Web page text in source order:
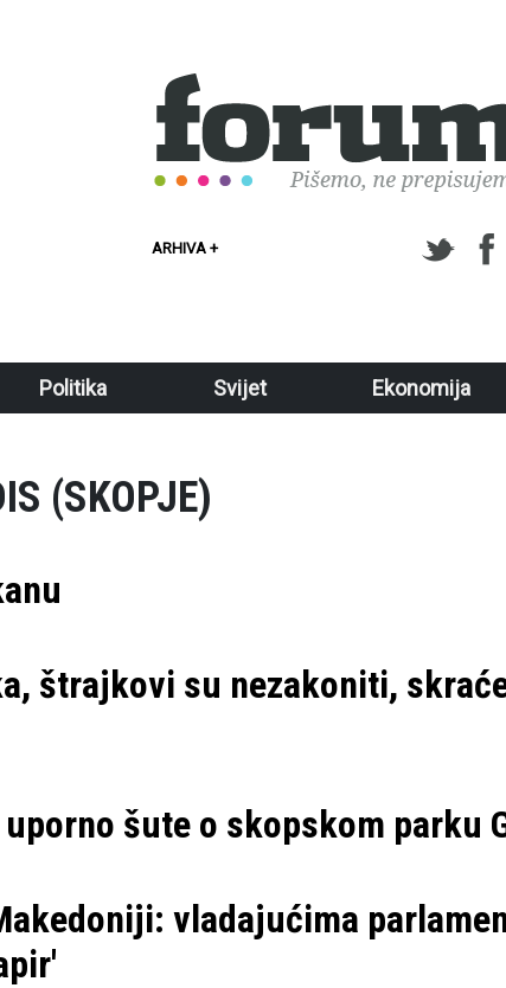
ARHIVA +
Politika Svijet Ekonomija
(SKOPJE)
štrajkovi su nezakoniti,
šute o skopskom parku
vladajućima